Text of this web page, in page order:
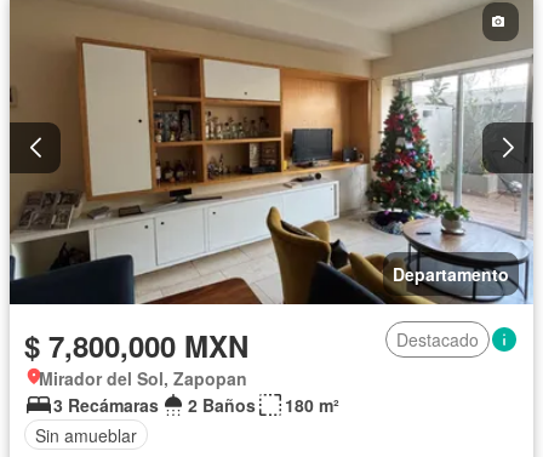
Departamento
$ 7,800,000 MXN
Destacado
Mirador del Sol, Zapopan
3 Recámaras
2 Baños
180 m²
Sin amueblar